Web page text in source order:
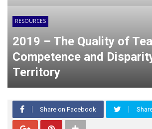
RESOURCES
2019 – The Quality of
Competence and
Territory
Share on Facebook